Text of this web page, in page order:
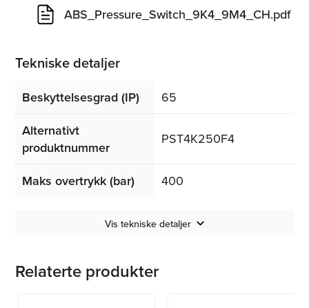
ABS_Pressure_Switch_9K4_9M4_CH.pdf
Tekniske detaljer
Beskyttelsesgrad (IP)
65
Alternativt
produktnummer
PST4K250F4
Maks overtrykk (bar) 400
Vis tekniske detaljer
Relaterte produkter